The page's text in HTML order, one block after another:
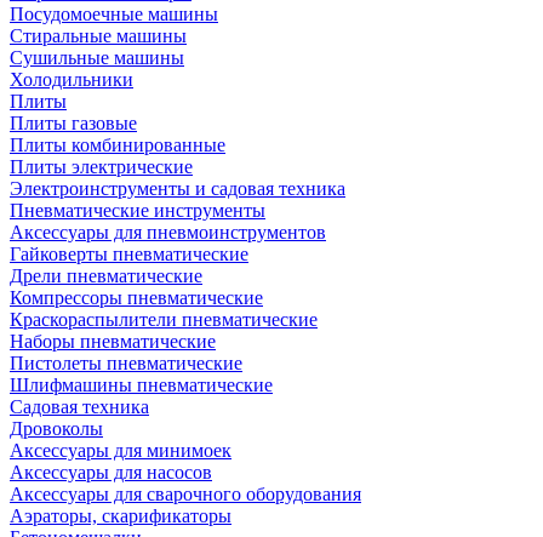
Посудомоечные машины
Стиральные машины
Сушильные машины
Холодильники
Плиты
Плиты газовые
Плиты комбинированные
Плиты электрические
Электроинструменты и садовая техника
Пневматические инструменты
Аксессуары для пневмоинструментов
Гайковерты пневматические
Дрели пневматические
Компрессоры пневматические
Краскораспылители пневматические
Наборы пневматические
Пистолеты пневматические
Шлифмашины пневматические
Садовая техника
Дровоколы
Аксессуары для минимоек
Аксессуары для насосов
Аксессуары для сварочного оборудования
Аэраторы, скарификаторы